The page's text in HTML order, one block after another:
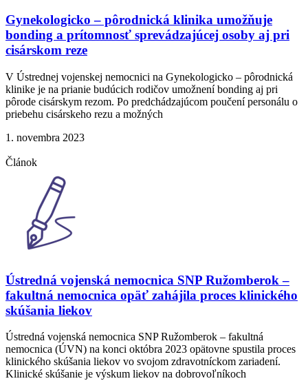
Gynekologicko – pôrodnická klinika umožňuje
bonding a prítomnosť sprevádzajúcej osoby aj pri
cisárskom reze
V Ústrednej vojenskej nemocnici na Gynekologicko – pôrodnická
klinike je na prianie budúcich rodičov umožnení bonding aj pri
pôrode cisárskym rezom. Po predchádzajúcom poučení personálu o
priebehu cisárskeho rezu a možných
1. novembra 2023
Článok
Ústredná vojenská nemocnica SNP Ružomberok –
fakultná nemocnica opäť zahájila proces klinického
skúšania liekov
Ústredná vojenská nemocnica SNP Ružomberok – fakultná
nemocnica (ÚVN) na konci októbra 2023 opätovne spustila proces
klinického skúšania liekov vo svojom zdravotníckom zariadení.
Klinické skúšanie je výskum liekov na dobrovoľníkoch